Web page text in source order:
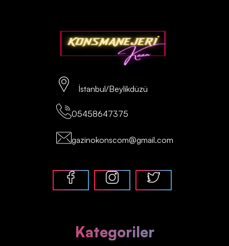
İstanbul/Beylikdüzü
05458647375
gazinokonscom@gmail.com
Kategoriler